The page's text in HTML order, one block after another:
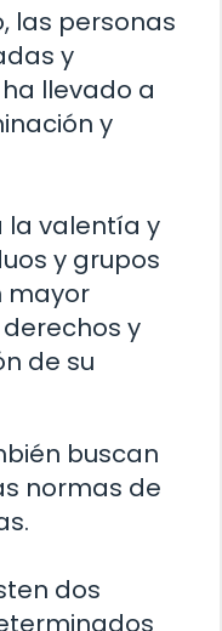
las personas
y
llevado a
y
la valentía y
y grupos
mayor
y
de su
buscan
normas de
dos